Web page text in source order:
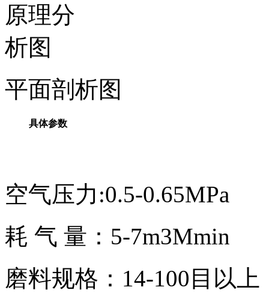
平面剖析图
具体参数
空气压力:0.5-0.65MPa
耗 气 量：5-7m3Mmin
磨料规格：14-100目以